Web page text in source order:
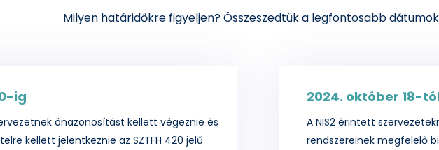
Milyen határidőkre figyeljen? Összeszedtük a legfontosabb
ig
önazonosítást kellett végeznie és
kellett jelentkeznie az SZTFH 420 jelű
2024. október 18-
A NIS2 érintett
rendszereinek megfelelő